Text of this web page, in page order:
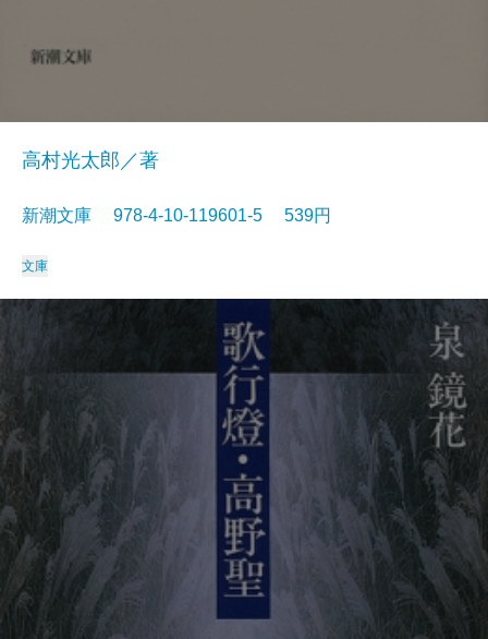
高村光太郎／著
新潮文庫 978-4-10-119601-5 539円
文庫